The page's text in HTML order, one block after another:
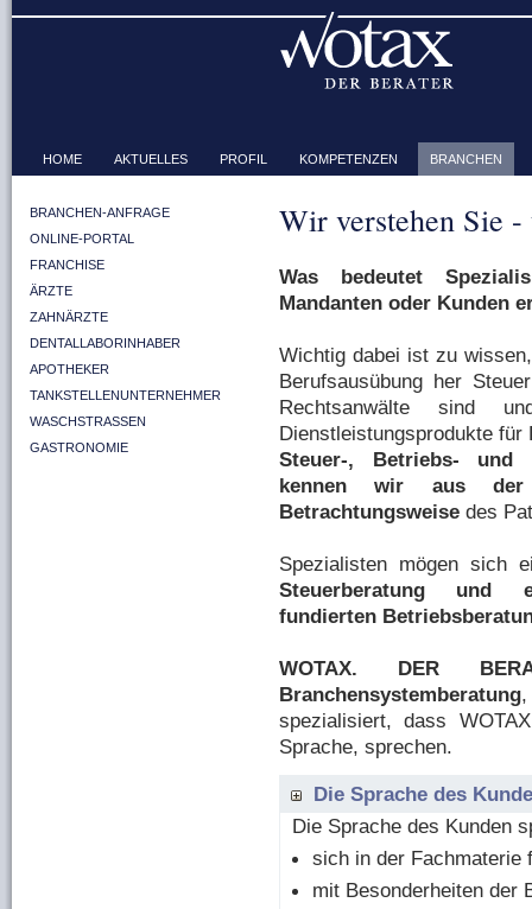
HOME AKTUELLES PROFIL KOMPETENZEN BRANCHEN
BRANCHEN-ANFRAGE
ONLINE-PORTAL
FRANCHISE
ÄRZTE
ZAHNÄRZTE
DENTALLABORINHABER
APOTHEKER
TANKSTELLENUNTERNEHMER
WASCHSTRASSEN
GASTRONOMIE
Wir verstehen Sie
Was bedeutet
Mandanten oder Kunden
Wichtig dabei ist zu
Berufsausübung her
Rechtsanwälte sind
Dienstleistungsprodukte
Steuer-, Betriebs- und
kennen wir aus der
Betrachtungsweise des
Spezialisten mögen sich
Steuerberatung und
fundierten
WOTAX. DER
Branchensystemberatung,
spezialisiert, dass
Sprache, sprechen.
Die Sprache des
Die Spra­che des Kun­den
sich in der Fach­ma­te­rie
mit Be­son­der­hei­ten der